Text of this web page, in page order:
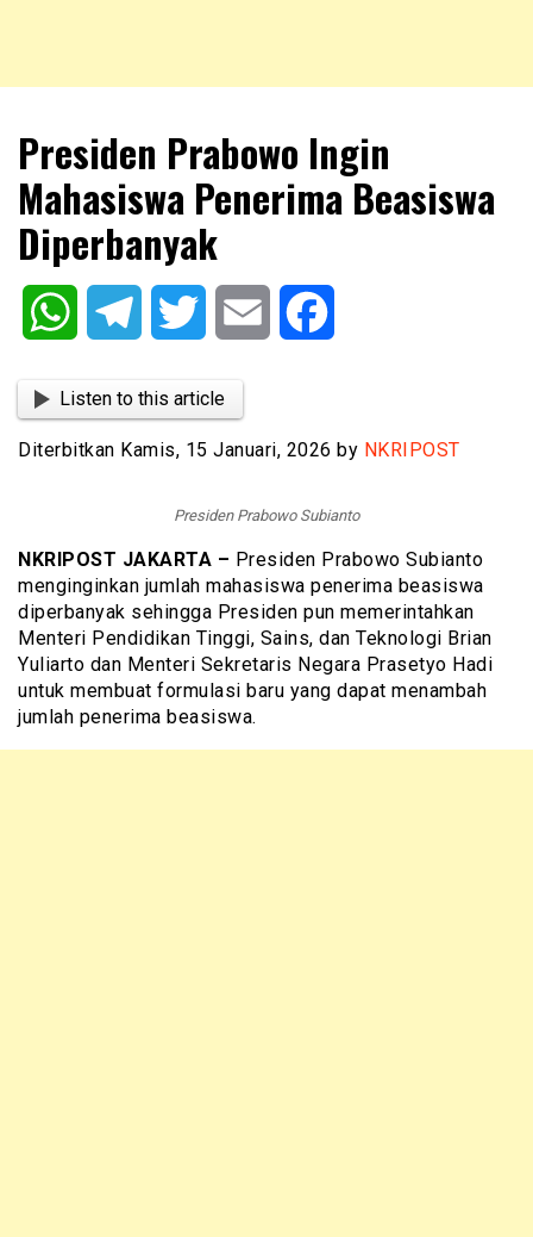
NKRIPOST
Presiden Prabowo Ingin
Mahasiswa Penerima Beasiswa
Diperbanyak
WhatsAppTelegram Twitter Email
Listen to this article
Diterbitkan Kamis, 15 Januari, 2026 by NKRIPOST
Presiden Prabowo Subianto
NKRIPOST JAKARTA – Presiden Prabowo Subianto
menginginkan jumlah mahasiswa penerima beasiswa
diperbanyak sehingga Presiden pun memerintahkan
Menteri Pendidikan Tinggi, Sains, dan Teknologi Brian
Yuliarto dan Menteri Sekretaris Negara Prasetyo Hadi
untuk membuat formulasi baru yang dapat menambah
jumlah penerima beasiswa.